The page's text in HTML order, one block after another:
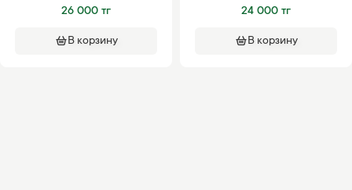
26 000 тг
В корзину
24 000 тг
В корзину